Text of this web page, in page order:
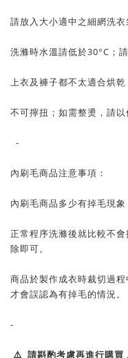
請放入大小適中之細網洗衣
洗滌時水溫請低於30°C；
上衣及褲子都不太適合烘乾
不可擰扭；如需整燙，請
-
內刷毛商品注意事項：
內刷毛商品多少有掉毛現
正常程序洗滌後就比較不
除即可。
商品於製作成衣時裁切過
才會誤認為有掉毛的情況。
-
⚠️ 請斟酌考慮再進行購